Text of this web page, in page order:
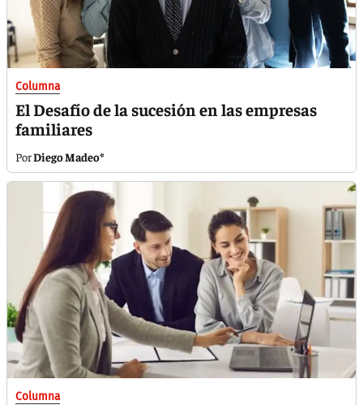
Columna
El Desafío de la sucesión en las empresas
familiares
Diego Madeo*
Columna